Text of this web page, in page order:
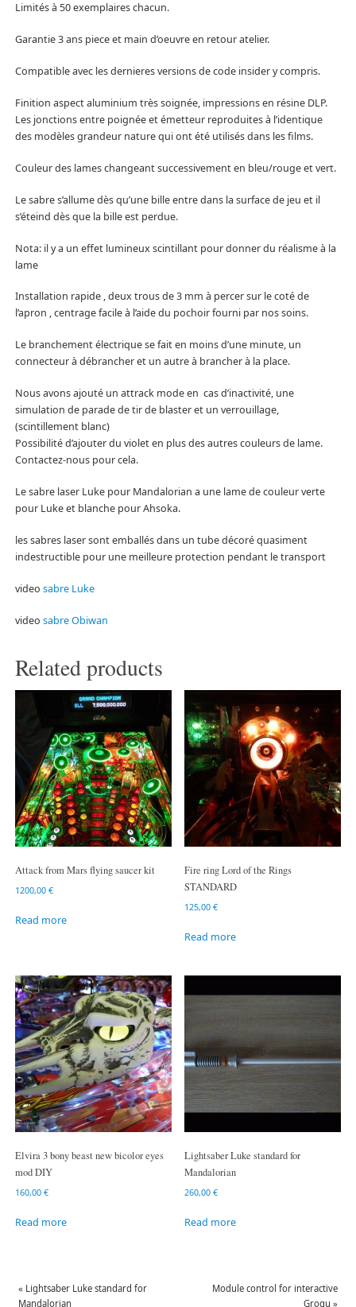
Limités à 50 exemplaires chacun.
Garantie 3 ans piece et main d’oeuvre en retour atelier.
Compatible avec les dernieres versions de code insider y compris.
Finition aspect aluminium très soignée, impressions en résine DLP.
Les jonctions entre poignée et émetteur reproduites à l’identique
des modèles grandeur nature qui ont été utilisés dans les films.
Couleur des lames changeant successivement en bleu/rouge et vert.
Le sabre s’allume dès qu’une bille entre dans la surface de jeu et il
s’éteind dès que la bille est perdue.
Nota: il y a un effet lumineux scintillant pour donner du réalisme à la
lame
Installation rapide , deux trous de 3 mm à percer sur le coté de
l’apron , centrage facile à l’aide du pochoir fourni par nos soins.
Le branchement électrique se fait en moins d’une minute, un
connecteur à débrancher et un autre à brancher à la place.
Nous avons ajouté un attrack mode en cas d’inactivité, une
simulation de parade de tir de blaster et un verrouillage,
(scintillement blanc)
Possibilité d’ajouter du violet en plus des autres couleurs de lame.
Contactez-nous pour cela.
Le sabre laser Luke pour Mandalorian a une lame de couleur verte
pour Luke et blanche pour Ahsoka.
les sabres laser sont emballés dans un tube décoré quasiment
indestructible pour une meilleure protection pendant le transport
video sabre Luke
video sabre Obiwan
Related products
Attack from Mars flying saucer kit
1200,00 €
Read more
Fire ring Lord of the Rings
STANDARD
125,00€
Read more
Elvira 3 bony beast new bicolor eyes
mod DIY
160,00 €
Read more
Lightsaber Luke standard for
Mandalorian
260,00€
Read more
« Lightsaber Luke standard for
Mandalorian
Module control for interactive
Grogu»